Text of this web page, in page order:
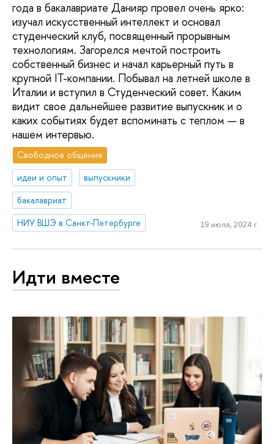
года в бакалавриате Данияр провел очень ярко:
изучал искусственный интеллект и основал
студенческий клуб, посвященный прорывным
технологиям. Загорелся мечтой построить
собственный бизнес и начал карьерный путь в
крупной IT-компании. Побывал на летней школе в
Италии и вступил в Студенческий совет. Каким
видит свое дальнейшее развитие выпускник и о
каких событиях будет вспоминать с теплом — в
нашем интервью.
Свободное общение
идеи и опыт
выпускники
бакалавриат
НИУ ВШЭ в Санкт-Петербурге
19 июля, 2024 г.
Идти вместе